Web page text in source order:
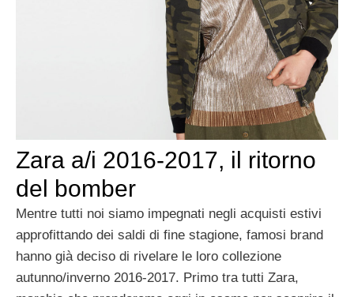
Zara a/i 2016-2017, il ritorno
del bomber
Mentre tutti noi siamo impegnati negli acquisti estivi
approfittando dei saldi di fine stagione, famosi brand
hanno già deciso di rivelare le loro collezione
autunno/inverno 2016-2017. Primo tra tutti Zara,